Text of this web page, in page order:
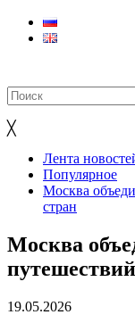
╳
Лента
Популярное
Москва
стран
Москва
19.05.2026